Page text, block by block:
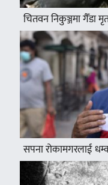
चितवन निकुञ्जमा गैँडा
सपना रोकामगरलाई